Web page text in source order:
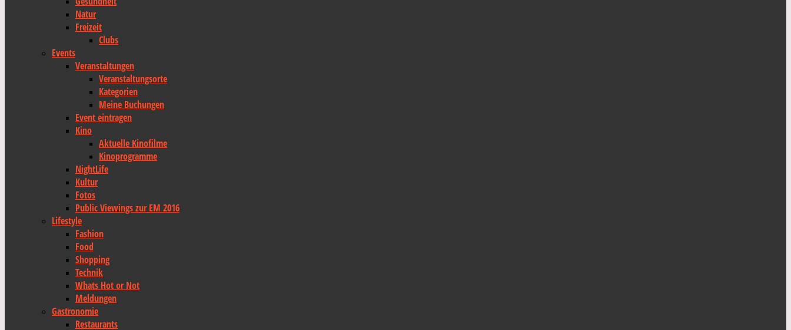
Natur
Freizeit
Clubs
Events
Veranstaltungen
Veranstaltungsorte
Kategorien
Meine Buchungen
Event eintragen
Kino
Aktuelle Kinofilme
Kinoprogramme
NightLife
Kultur
Fotos
Public Viewings zur EM 2016
Lifestyle
Fashion
Food
Shopping
Technik
Whats Hot or Not
Meldungen
Gastronomie
Restaurants